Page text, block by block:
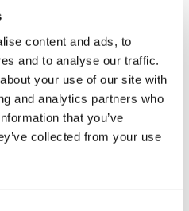
content and ads, to
and to analyse our traffic.
your use of our site with
and analytics partners who
that you’ve
collected from your use
人なみ程度の信仰だっ
のを疑うこともしばしば
地球を見ることを通して
らゆる懐疑が吹き飛んで
すということが如実に分
的変化が宇宙で自分に起
なかったので、正直いっ
。
媒介にしたものでない。